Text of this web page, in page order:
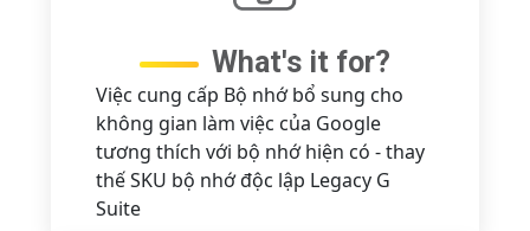
What's it for?
Việc cung cấp Bộ nhớ bổ sung cho
không gian làm việc của Google
tương thích với bộ nhớ hiện có - thay
thế SKU bộ nhớ độc lập Legacy G
Suite